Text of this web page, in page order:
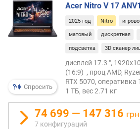
я
р
а
б
ч
т
Спросить
Acer Nitro V 17
2025 год Nitro
матовый дискретная
подсветка 3D сканер
дисплей 17.3 ",
(16:9) , проц AMD,
RTX 5070,
1 ТБ, вес 2.71 кг
74 699 — 147 316
7 конфигураций